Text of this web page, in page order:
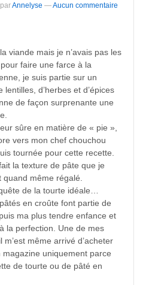
parAnnelyse —Aucun commentaire
viande mais je n’avais pas les
faire une farce à la
je suis partie sur un
lentilles, d’herbes et d’épices
de façon surprenante une
sûre en matière de « pie »,
vers mon chef chouchou
tournée pour cette recette.
la texture de pâte que je
quand même régalé.
de la tourte idéale…
en croûte font partie de
ma plus tendre enfance et
la perfection. Une de mes
même arrivé d’acheter
uniquement parce
de tourte ou de pâté en